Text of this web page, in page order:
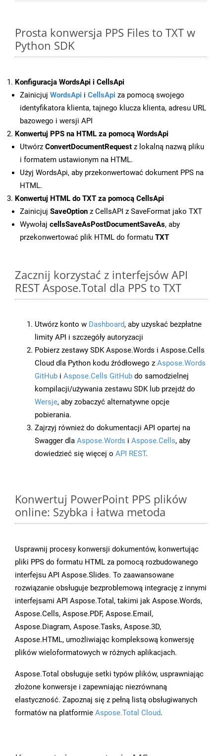
Prosta konwersja PPS Files to TXT w
Python SDK
Konfiguracja WordsApi i CellsApi
Zainicjuj WordsApi i CellsApi za pomocą swojego
identyfikatora klienta, tajnego klucza klienta, adresu URL
bazowego i wersji API
Konwertuj PPS na HTML za pomocą WordsApi
Utwórz ConvertDocumentRequest z lokalną nazwą pliku
i formatem ustawionym na HTML.
Użyj WordsApi, aby przekonwertować dokument PPS na
HTML.
Konwertuj HTML do TXT za pomocą CellsApi
Zainicjuj SaveOption z CellsAPI z SaveFormat jako TXT
Wywołaj cellsSaveAsPostDocumentSaveAs, aby
przekonwertować plik HTML do formatu TXT
Zacznij korzystać z interfejsów API
REST Aspose.Total dla PPS to TXT
Utwórz konto w Dashboard, aby uzyskać bezpłatne
limity API i szczegóły autoryzacji
Pobierz zestawy SDK Aspose.Words i Aspose.Cells
Cloud dla Python kodu źródłowego z Aspose.Words
GitHub i Aspose.Cells GitHub do samodzielnej
kompilacji/używania zestawu SDK lub przejdź do
Wersje, aby zobaczyć alternatywne opcje
pobierania.
Zajrzyj również do dokumentacji API opartej na
Swagger dla Aspose.Words i Aspose.Cells, aby
dowiedzieć się więcej o API REST.
Konwertuj PowerPoint PPS plików
online: Szybka i łatwa metoda
Usprawnij procesy konwersji dokumentów, konwertując
pliki PPS do formatu HTML za pomocą rozbudowanego
interfejsu API Aspose.Slides. To zaawansowane
rozwiązanie obsługuje bezproblemową integrację z innymi
interfejsami API Aspose.Total, takimi jak Aspose.Words,
Aspose.Cells, Aspose.PDF, Aspose.Email,
Aspose.Diagram, Aspose.Tasks, Aspose.3D,
Aspose.HTML, umożliwiając kompleksową konwersję
plików wieloformatowych w różnych aplikacjach.
Aspose.Total obsługuje setki typów plików, usprawniając
złożone konwersje i zapewniając niezrównaną
elastyczność. Zapoznaj się z pełną listą obsługiwanych
formatów na platformie Aspose.Total Cloud.